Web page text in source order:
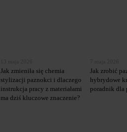
Jak zmieniła się chemia
stylizacji paznokci i dlaczego
instrukcja pracy z materiałami
ma dziś kluczowe znaczenie?
Jak zrobić
hybrydowe
poradnik dla